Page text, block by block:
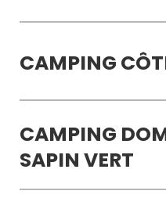
CAMPING
CAMPING
SAPIN VERT